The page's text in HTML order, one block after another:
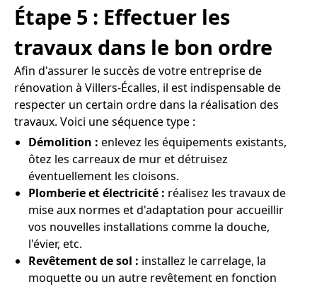
Étape 5 : Effectuer les
travaux dans le bon ordre
Afin d'assurer le succès de votre entreprise de
rénovation à Villers-Écalles, il est indispensable de
respecter un certain ordre dans la réalisation des
travaux. Voici une séquence type :
Démolition : enlevez les équipements existants,
ôtez les carreaux de mur et détruisez
éventuellement les cloisons.
Plomberie et électricité : réalisez les travaux de
mise aux normes et d'adaptation pour accueillir
vos nouvelles installations comme la douche,
l'évier, etc.
Revêtement de sol : installez le carrelage, la
moquette ou un autre revêtement en fonction